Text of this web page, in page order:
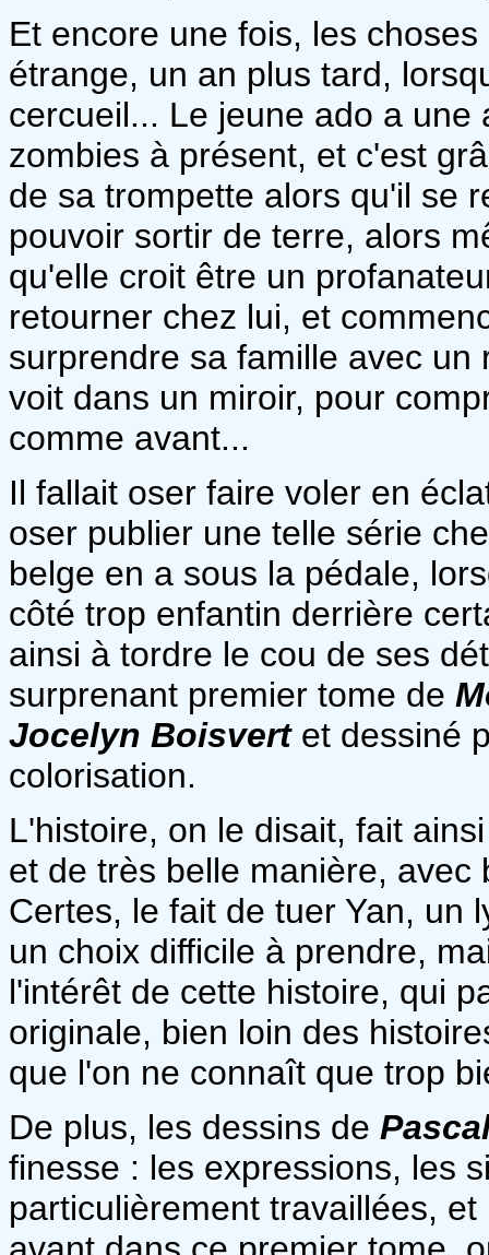
Et encore une fois, les
étrange, un an plus tard,
cercueil... Le jeune ado a
zombies à présent, et c'est
de sa trompette alors qu'il se
pouvoir sortir de terre, alors
qu'elle croit être un
retourner chez lui, et
surprendre sa famille avec
voit dans un miroir, pour
comme avant...
Il fallait oser faire voler en
oser publier une telle série
belge en a sous la pédale,
côté trop enfantin derrière
ainsi à tordre le cou de ses
surprenant premier tome de
Jocelyn Boisvertet dessiné
colorisation.
L'histoire, on le disait, fait
et de très belle manière,
Certes, le fait de tuer Yan, un
un choix difficile à prendre,
l'intérêt de cette histoire, qui
originale, bien loin des
que l'on ne connaît que trop
De plus, les dessins de
finesse : les expressions, les
particulièrement travaillées,